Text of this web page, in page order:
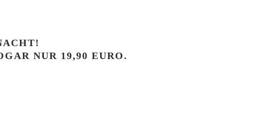
NUR 19,90 EURO.